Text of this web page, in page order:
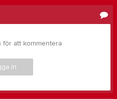
för att kommentera
in